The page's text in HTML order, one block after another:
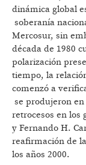
dinámica global
soberanía
Mercosur, sin
década de 1980
polarización
tiempo, la
comenzó a
se produjeron
retrocesos en los
y Fernando H.
reafirmación de
los años 2000.